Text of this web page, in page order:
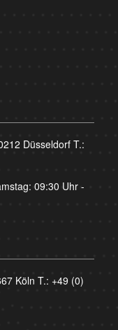
Düsseldorf T.:
09:30 Uhr -
Köln T.: +49 (0)